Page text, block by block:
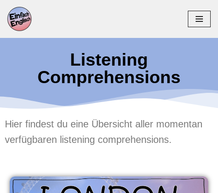
Zum
Inhalt
Listening
Comprehensions
Hier findest du eine Übersicht aller momentan
verfügbaren listening comprehensions.